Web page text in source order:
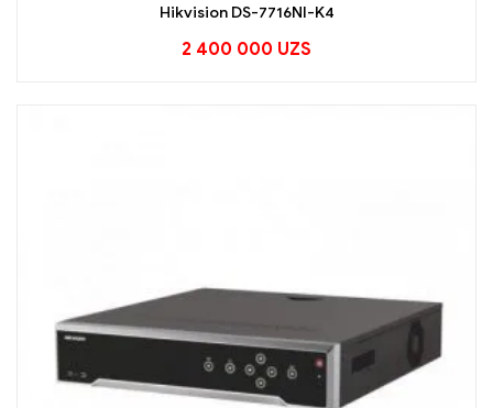
Hikvision DS-7716NI-K4
2 400 000 UZS